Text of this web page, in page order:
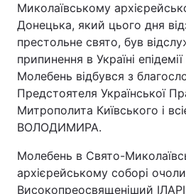
Головна
Україна
Економіка
Спорт
Техно і зв'язок
Миколаївському
Донецька, який цього дня
престольне свято, був
припинення в Україні
Молебень відбувся з
Предстоятеля Української
Митрополита Київського і
ВОЛОДИМИРА.
Молебень в Свято-
архієрейському соборі
Високопреосвященіший